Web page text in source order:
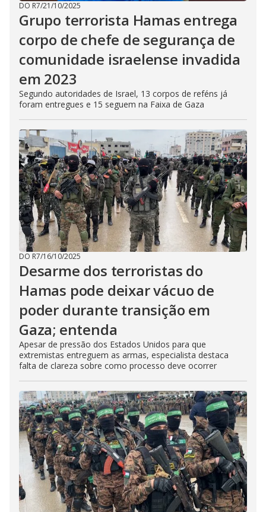
DO R7/21/10/2025
Grupo terrorista Hamas entrega
corpo de chefe de segurança de
comunidade israelense invadida
em 2023
Segundo autoridades de Israel, 13 corpos de reféns já
foram entregues e 15 seguem na Faixa de Gaza
DO R7/16/10/2025
Desarme dos terroristas do
Hamas pode deixar vácuo de
poder durante transição em
Gaza; entenda
Apesar de pressão dos Estados Unidos para que
extremistas entreguem as armas, especialista destaca
falta de clareza sobre como processo deve ocorrer